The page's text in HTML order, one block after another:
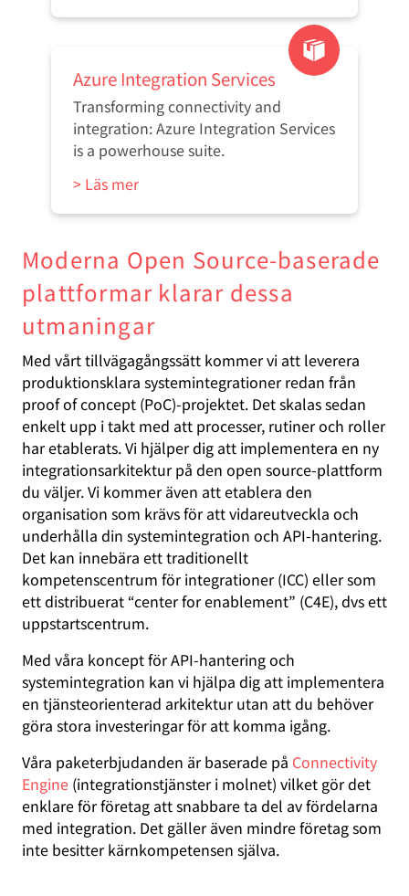
Azure Integration Services
Transforming connectivity and
integration: Azure Integration Services
is a powerhouse suite.
> Läs mer
Moderna Open Source-baserade
plattformar klarar dessa
utmaningar
Med vårt tillvägagångssätt kommer vi att leverera
produktionsklara systemintegrationer redan från
proof of concept (PoC)-projektet. Det skalas sedan
enkelt upp i takt med att processer, rutiner och roller
har etablerats. Vi hjälper dig att implementera en ny
integrationsarkitektur på den open source-plattform
du väljer. Vi kommer även att etablera den
organisation som krävs för att vidareutveckla och
underhålla din systemintegration och API-hantering.
Det kan innebära ett traditionellt
kompetenscentrum för integrationer (ICC) eller som
ett distribuerat “center for enablement” (C4E), dvs ett
uppstartscentrum.
Med våra koncept för API-hantering och
systemintegration kan vi hjälpa dig att implementera
en tjänsteorienterad arkitektur utan att du behöver
göra stora investeringar för att komma igång.
Våra paketerbjudanden är baserade på Connectivity
Engine (integrationstjänster i molnet) vilket gör det
enklare för företag att snabbare ta del av fördelarna
med integration. Det gäller även mindre företag som
inte besitter kärnkompetensen själva.